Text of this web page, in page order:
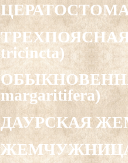
ЦЕРАТОСТОМА
ТРЕХПОЯСНАЯ
tricincta)
margaritifera)
ДАУРСКАЯ
ЖЕМЧУЖНИЦА